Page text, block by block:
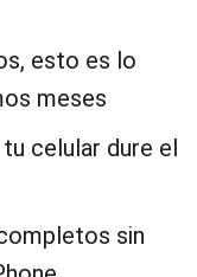
esto es lo
meses
celular dure el
sin